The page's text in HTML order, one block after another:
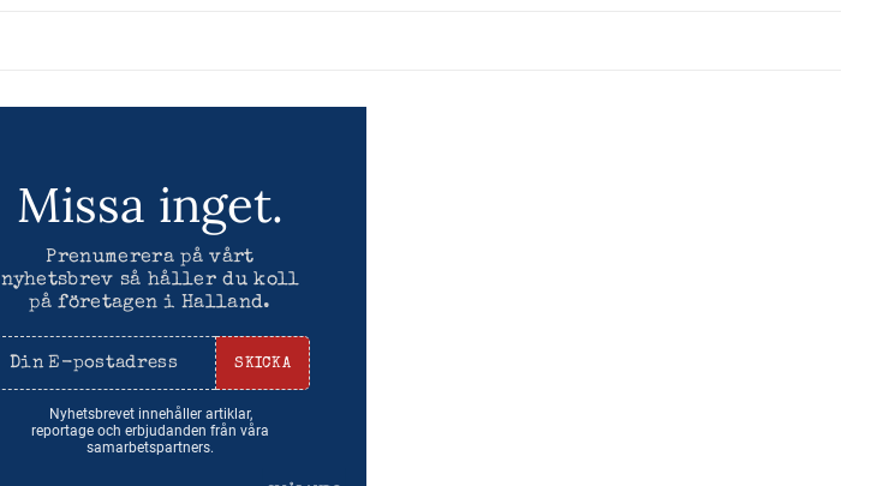
Missa inget.
Prenumerera på vårt
nyhetsbrev så håller du koll
på företagen i Halland.
SKICKA
Nyhetsbrevet innehåller artiklar,
reportage och erbjudanden från våra
samarbetspartners.